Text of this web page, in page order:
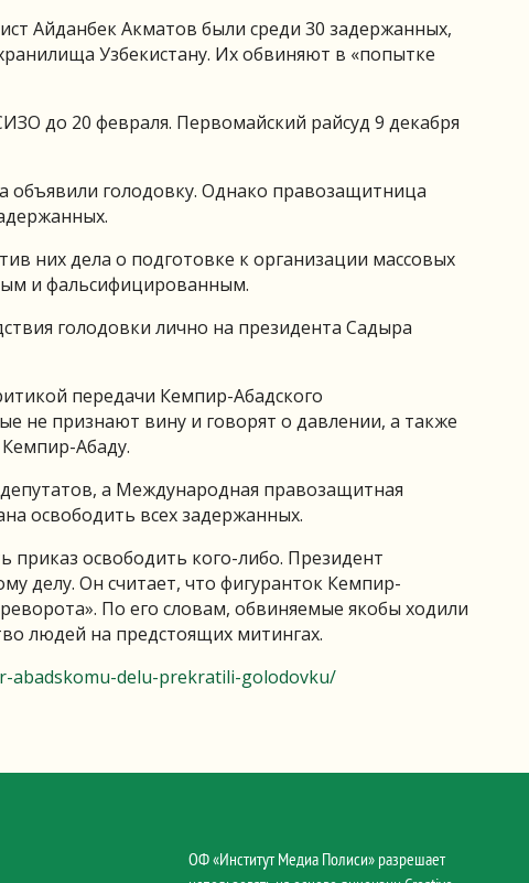
Айданбек Акматов были среди 30 задержанных,
Узбекистану. Их обвиняют в «попытке
до 20 февраля. Первомайский райсуд 9 декабря
объявили голодовку. Однако правозащитница
них дела о подготовке к организации массовых
и фальсифицированным.
голодовки лично на президента Садыра
передачи Кемпир-Абадского
не признают вину и говорят о давлении, а также
Абаду.
а Международная правозащитная
освободить всех задержанных.
приказ освободить кого-либо. Президент
делу. Он считает, что фигуранток Кемпир-
По его словам, обвиняемые якобы ходили
людей на предстоящих митингах.
abadskomu-delu-prekratili-golodovku/
ОФ «Институт Медиа Полиси» разрешает